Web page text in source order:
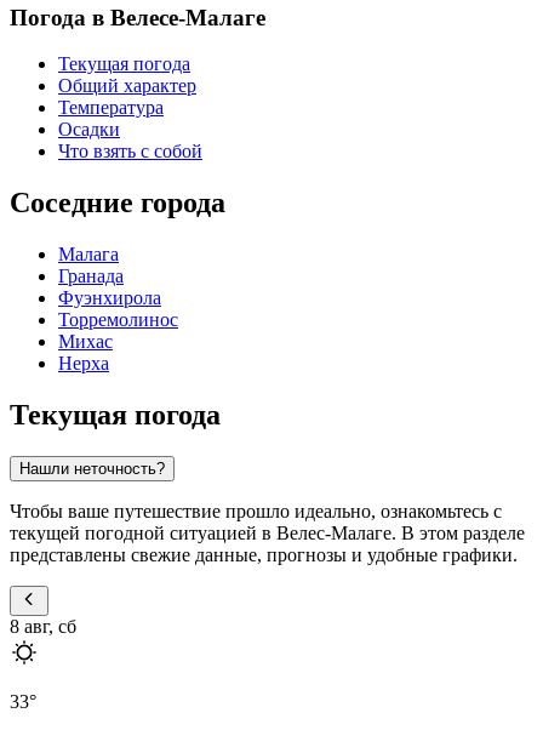
Погода в Велесе-Малаге
Текущая погода
Общий характер
Температура
Осадки
Что взять с собой
Соседние города
Малага
Гранада
Фуэнхирола
Торремолинос
Михас
Нерха
Текущая погода
Нашли неточность?
Чтобы ваше путешествие прошло идеально, ознакомьтесь с
текущей погодной ситуацией в Велес-Малаге. В этом разделе
представлены свежие данные, прогнозы и удобные графики.
8 авг, сб
33°